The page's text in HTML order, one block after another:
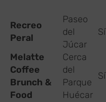
Recreo
Peral
Paseo
del
Júcar
Sí
Melatte
Coffee
Brunch &
Food
Cerca
del
Parque
Huécar
Sí